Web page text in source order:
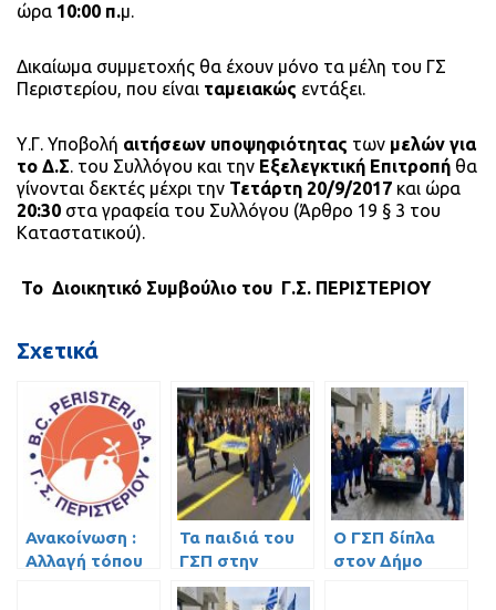
ώρα 10:00 π.μ.
Δικαίωμα συμμετοχής θα έχουν μόνο τα μέλη του ΓΣ
Περιστερίου, που είναι ταμειακώς εντάξει.
Υ.Γ. Υποβολή αιτήσεων υποψηφιότητας των μελών για
το Δ.Σ. του Συλλόγου και την Εξελεγκτική Επιτροπή θα
γίνονται δεκτές μέχρι την Τετάρτη 20/9/2017 και ώρα
20:30 στα γραφεία του Συλλόγου (Άρθρο 19 § 3 του
Καταστατικού).
Το Διοικητικό Συμβούλιο του Γ.Σ. ΠΕΡΙΣΤΕΡΙΟΥ
Σχετικά
Ανακοίνωση :
Αλλαγή τόπου
Τα παιδιά του
ΓΣΠ στην
παρέλαση του
Ο ΓΣΠ δίπλα
στον Δήμο